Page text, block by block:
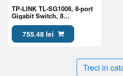
TP-LINK TL-SG1008, 8-port
Gigabit Switch, 8
10/100/1000M RJ45 ports, 1U
13-inch rack-mountable
steel case
755.48 lei
Treci in